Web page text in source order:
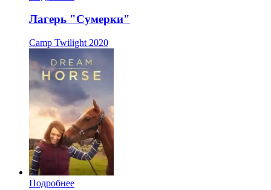
Лагерь "Сумерки"
Camp Twilight 2020
Подробнее